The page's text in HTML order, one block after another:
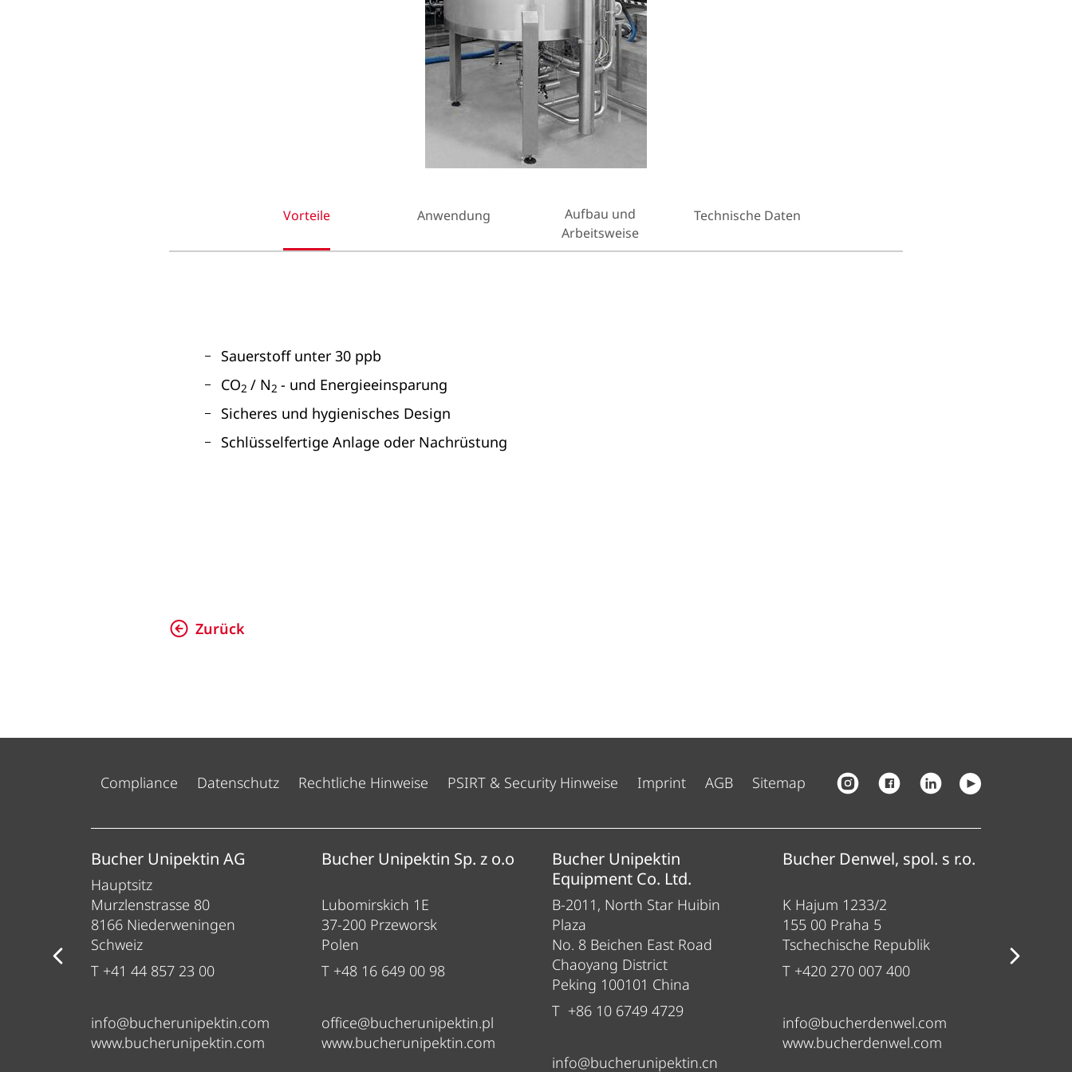
Vorteile Anwendung
Aufbau und
Arbeitsweise
Technische Daten
Sauerstoff unter 30 ppb
CO2 / N2 - und Energieeinsparung
Sicheres und hygienisches Design
Schlüsselfertige Anlage oder Nachrüstung
Zurück
Compliance Datenschutz Rechtliche Hinweise PSIRT & Security Hinweise Imprint AGB Sitemap
Bucher Unipektin AG
Hauptsitz
Murzlenstrasse 80
8166 Niederweningen
Schweiz
T +41 44 857 23 00
info@bucherunipektin.com
www.bucherunipektin.com
Bucher Unipektin Sp. z o.o
Lubomirskich 1E
37-200 Przeworsk
Polen
T +48 16 649 00 98
office@bucherunipektin.pl
www.bucherunipektin.com
Bucher Unipektin
Equipment Co. Ltd.
B-2011, North Star Huibin
Plaza
No. 8 Beichen East Road
Chaoyang District
Peking 100101 China
T +86 10 6749 4729
info@bucherunipektin.cn
Bucher Denwel, spol. s r.o.
K Hajum 1233/2
155 00 Praha 5
Tschechische Republik
T +420 270 007 400
info@bucherdenwel.com
www.bucherdenwel.com